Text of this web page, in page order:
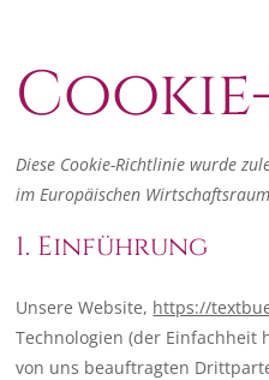
Diese Cookie-Richtlinie wurde
im Europäischen
1. Einführung
Unsere Website, https://
Technologien (der Einfachheit
von uns beauftragten